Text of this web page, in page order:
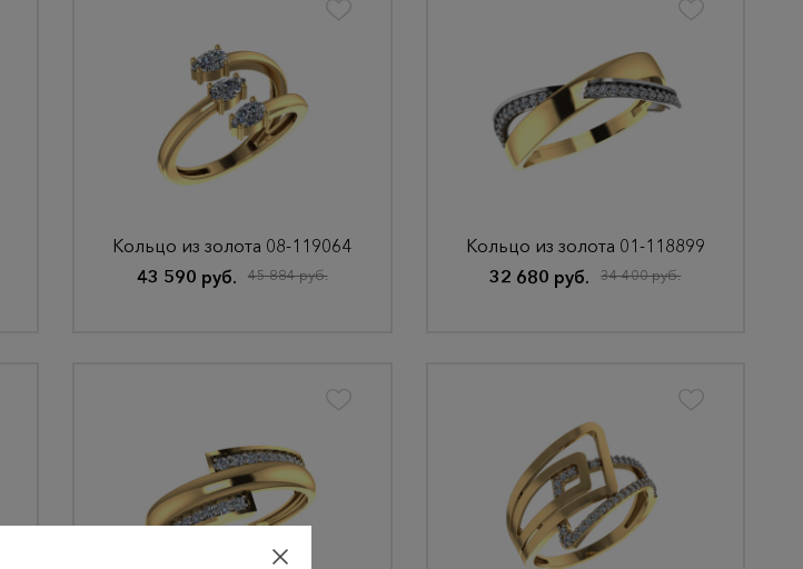
Кольцо из золота 08-119064
43 590 руб.
45 884 руб.
Кольцо из золота 01-118899
32 680 руб.
34 400 руб.